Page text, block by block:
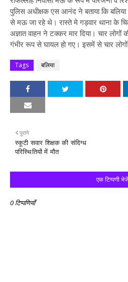
पुलिस अधीक्षक एस आनंद ने बताया कि
से मऊ जा रहे थे। रास्ते मे गड़वार थाना के
अज्ञात वाहन ने टक्कर मार दिया। चार
गंभीर रूप से घायल हो गए। इसमें से चार लोगों
Tags बलिया
पुराने
स्कूटी सवार शिक्षक की संदिग्ध
परिस्थितियों में मौत
एक टिप्पणी भेजें
0 टिप्पणियाँ